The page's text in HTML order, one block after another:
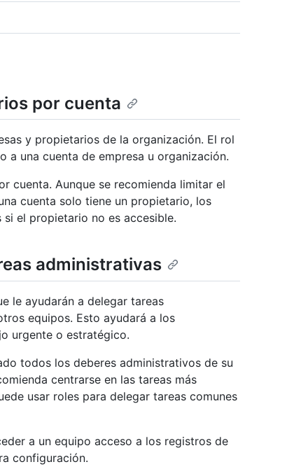
por cuenta
y propietarios de la organización. El rol
una cuenta de empresa u organización.
cuenta. Aunque se recomienda limitar el
cuenta solo tiene un propietario, los
el propietario no es accesible.
administrativas
le ayudarán a delegar tareas
equipos. Esto ayudará a los
urgente o estratégico.
todos los deberes administrativos de su
centrarse en las tareas más
usar roles para delegar tareas comunes
a un equipo acceso a los registros de
configuración.